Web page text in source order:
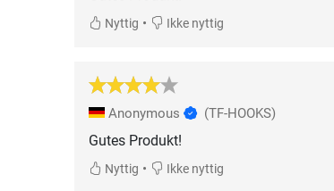
Nyttig • Ikke nyttig
Anonymous (TF-HOOKS)
Gutes Produkt!
Nyttig • Ikke nyttig